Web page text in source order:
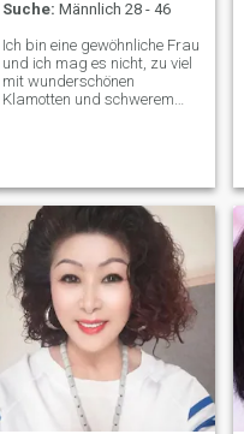
Suche: Männlich 28 - 46
Ich bin eine gewöhnliche Frau
und ich mag es nicht, zu viel
mit wunderschönen
Klamotten und schwerem
Persönlichkeit ist offen,
beharrlich und
rücksichtsvoll. Es wird Ihnen
leicht fallen, mit mir
auszukommen. Ich freue
mich darauf, über diese
Plattform eine ernsthafte
Beziehung mit der richtigen
Person aufzunehmen,
unabhängig von der Distanz
zwischen uns. Ich will lieben
und geliebt werden. Ich habe
eine tiefe Sehnsucht nach
einer langfristigen und